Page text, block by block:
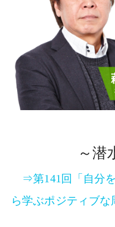
～潜
⇒第141回「自分
ら学ぶポジティブ